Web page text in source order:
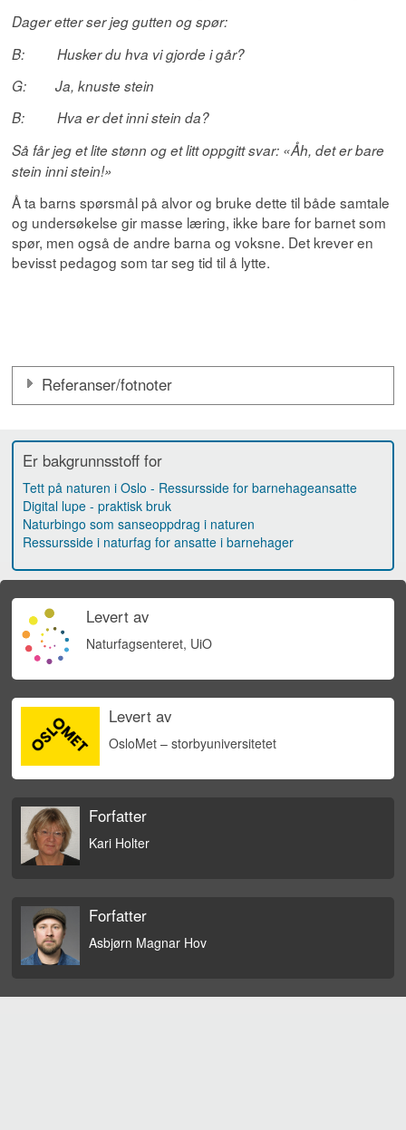
Dager etter ser jeg gutten og spør:
B: Husker du hva vi gjorde i går?
G: Ja, knuste stein
B: Hva er det inni stein da?
Så får jeg et lite stønn og et litt oppgitt svar: «Åh, det er bare
stein inni stein!»
Å ta barns spørsmål på alvor og bruke dette til både samtale
og undersøkelse gir masse læring, ikke bare for barnet som
spør, men også de andre barna og voksne. Det krever en
bevisst pedagog som tar seg tid til å lytte.
Referanser/fotnoter
Er bakgrunnsstoff for
Tett på naturen i Oslo - Ressursside for barnehageansatte
Digital lupe - praktisk bruk
Naturbingo som sanseoppdrag i naturen
Ressursside i naturfag for ansatte i barnehager
Levert av
Naturfagsenteret, UiO
Levert av
OsloMet – storbyuniversitetet
Forfatter
Kari Holter
Forfatter
Asbjørn Magnar Hov